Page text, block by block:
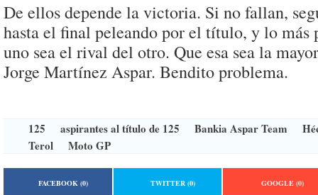
De ellos depende la victoria. Si no fallan,
hasta el final peleando por el título, y lo más
uno sea el rival del otro. Que esa sea la
Jorge Martínez Aspar. Bendito problema.
125 aspirantes al título de 125 Bankia Aspar Team
Terol
Moto GP
FACEBOOK(0) TWITTER(0) GOOGLE(0)